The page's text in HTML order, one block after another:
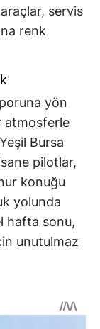
servis
renk
yön
atmosferle
Bursa
pilotlar,
konuğu
yolunda
hafta sonu,
unutulmaz